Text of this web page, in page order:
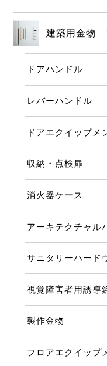
建築用金物
ドアハンドル
レバーハンドル
ドアエクイップメ
収納・点検扉
消火器ケース
アーキテクチャル
サニタリーハード
視覚障害者用誘導
製作金物
フロアエクイップ